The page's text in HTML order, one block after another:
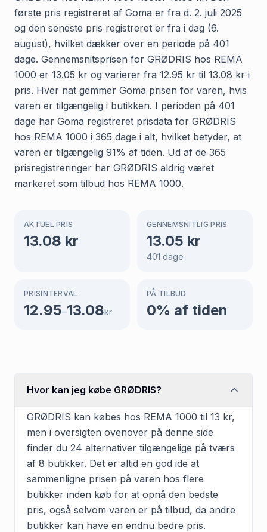
første pris registreret af Goma er fra d. 2. juli 2025
og den seneste pris registreret er fra i dag (6.
august), hvilket dækker over en periode på 401
dage. Gennemsnitsprisen for GRØDRIS hos REMA
1000 er 13.05 kr og varierer fra 12.95 kr til 13.08 kr i
pris. Hver nat gemmer Goma prisen for varen, hvis
varen er tilgængelig i butikken. I perioden på 401
dage har Goma registreret prisdata for GRØDRIS
hos REMA 1000 i 365 dage i alt, hvilket betyder, at
varen er tilgængelig 91% af tiden. Ud af de 365
prisregistreringer har GRØDRIS aldrig været
markeret som tilbud hos REMA 1000.
AKTUEL PRIS
13.08 kr
GENNEMSNITLIG PRIS
13.05 kr
401 dage
PRISINTERVAL
12.95–13.08kr
PÅ TILBUD
0% af tiden
Hvor kan jeg købe GRØDRIS?
GRØDRIS kan købes hos REMA 1000 til 13 kr,
men i oversigten ovenover på denne side
finder du 24 alternativer tilgængelige på tværs
af 8 butikker. Det er altid en god ide at
sammenligne prisen på varen hos flere
butikker inden køb for at opnå den bedste
pris, også selvom varen er på tilbud, da andre
butikker kan have en endnu bedre pris.